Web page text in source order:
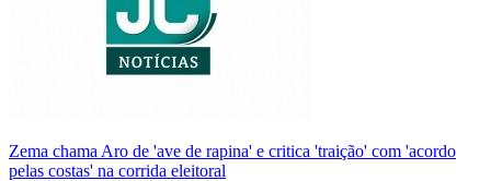
Zema chama Aro de 'ave de rapina' e critica 'traição' com 'acordo
pelas costas' na corrida eleitoral